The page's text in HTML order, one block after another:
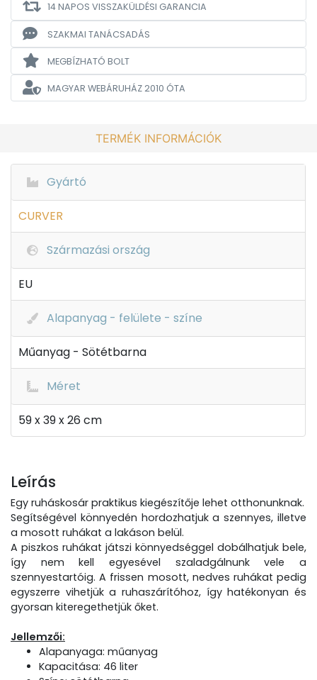
14 NAPOS VISSZAKÜLDÉSI GARANCIA
SZAKMAI TANÁCSADÁS
MEGBÍZHATÓ BOLT
MAGYAR WEBÁRUHÁZ2010 ÓTA
TERMÉK INFORMÁCIÓK
Gyártó
CURVER
Származási ország
EU
Alapanyag - felülete - színe
Műanyag - Sötétbarna
Méret
59 x 39 x 26 cm
Leírás
Egy ruháskosár praktikus kiegészítője lehet otthonunknak.
Segítségével könnyedén hordozhatjuk a szennyes, illetve
a mosott ruhákat a lakáson belül.
A piszkos ruhákat játszi könnyedséggel dobálhatjuk bele,
így nem kell egyesével szaladgálnunk vele a
szennyestartóig. A frissen mosott, nedves ruhákat pedig
egyszerre vihetjük a ruhaszárítóhoz, így hatékonyan és
gyorsan kiteregethetjük őket.
Jellemzői:
Alapanyaga: műanyag
Kapacitása: 46 liter